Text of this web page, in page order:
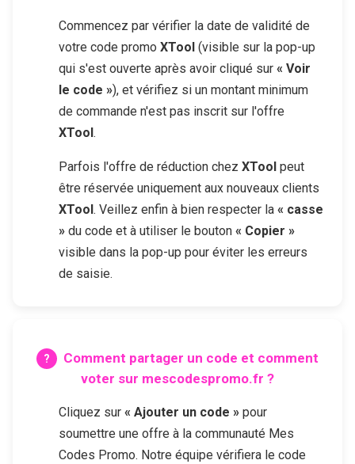
Commencez par vérifier la date de validité de
votre code promo XTool (visible sur la pop-up
qui s'est ouverte après avoir cliqué sur « Voir
le code »), et vérifiez si un montant minimum
de commande n'est pas inscrit sur l'offre
XTool.
Parfois l'offre de réduction chez XTool peut
être réservée uniquement aux nouveaux clients
XTool. Veillez enfin à bien respecter la « casse
» du code et à utiliser le bouton « Copier »
visible dans la pop-up pour éviter les erreurs
de saisie.
Comment partager un code et comment
voter sur mescodespromo.fr ?
Cliquez sur « Ajouter un code » pour
soumettre une offre à la communauté Mes
Codes Promo. Notre équipe vérifiera le code